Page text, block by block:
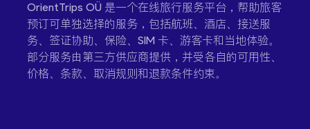
OrientTrips OÜ 是一个在线旅行服务平台，帮助旅客
预订可单独选择的服务，包括航班、酒店、接送服
务、签证协助、保险、SIM 卡、游客卡和当地体验。
部分服务由第三方供应商提供，并受各自的可用性、
价格、条款、取消规则和退款条件约束。